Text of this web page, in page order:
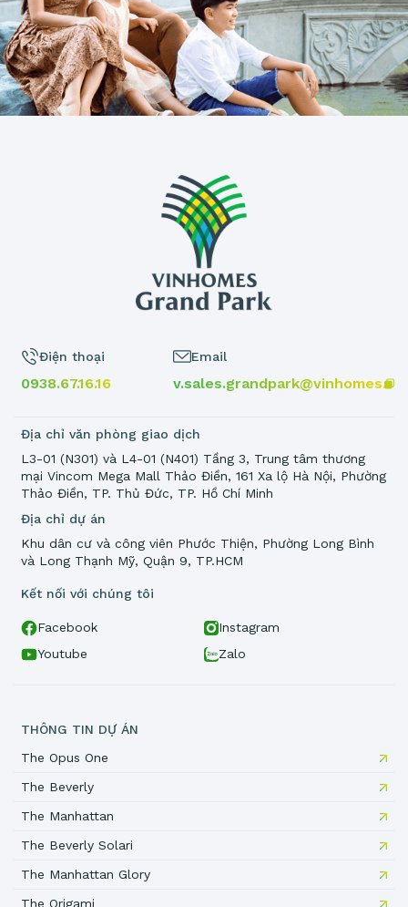
Địa chỉ dự án
Khu dân cư và công viên Phước Thiện, Phường Long Bình
và Long Thạnh Mỹ, Quận 9, TP.HCM
Điện thoại
0938.67.16.16
Email
v.sales.grandpark@vinhomes.vn
Địa chỉ văn phòng giao dịch
L3-01 (N301) và L4-01 (N401) Tầng 3, Trung tâm thương
mại Vincom Mega Mall Thảo Điền, 161 Xa lộ Hà Nội, Phường
Thảo Điền, TP. Thủ Đức, TP. Hồ Chí Minh
Kết nối với chúng tôi
Facebook
Instagram
Youtube
Zalo
THÔNG TIN DỰ ÁN
The Opus One
The Beverly
The Manhattan
The Beverly Solari
The Manhattan Glory
The Origami